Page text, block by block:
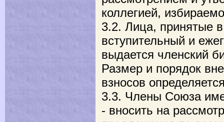
коллегией,
3.2. Лица, принятые
вступительный и
выдается членский
Размер и порядок
взносов
3.3. Члены Союза
- вносить на